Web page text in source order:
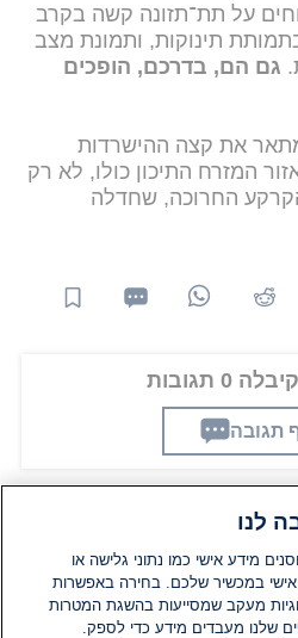
על תת־תזונה קשה בקרב
תינוקות, ותמונת מצב
גם הם, בדרכם, הופכים
את קצה ההישרדות
המזרח התיכון כולו, לא רק
החרוכה, שחדלה
0 תגובות
תגובה
להגיב
לנו
מידע אישי כמו נתוני גלישה או
אישי במכשיר שלכם. בחירה באפשרות
מעקב שמסייעות בהשגת המטרות
שלנו מעבדים מידע כדי לספק.